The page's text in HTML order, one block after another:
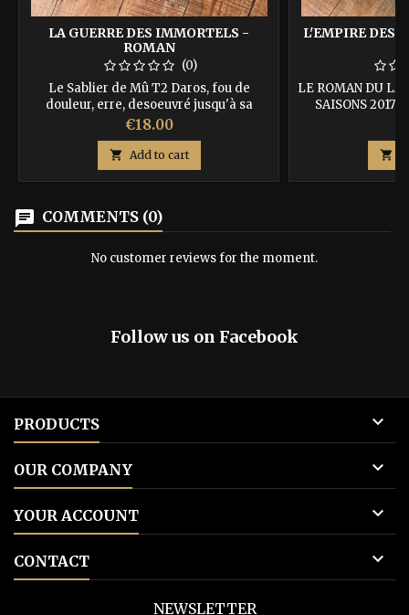
LA GUERRE DES IMMORTELS -
ROMAN
(0)
Le Sablier de Mû T2 Daros, fou de
douleur, erre, desoeuvré jusqu'à sa
rencontre avec un curieux vieillard... De
cette rencontre naîtra une guerre sans
précédent dans l'Histoire de Mû. ISBN
: 9782918287025
Price
€18.00
 Add to cart
L'EMPIRE DES
LE ROMAN DU
SAISONS 2017
Alpes. Le
d’autre choix
apprendre les
un jour

chat COMMENTS (0)
No customer reviews for the moment.
Follow us on Facebook
PRODUCTS 
OUR COMPANY 
YOUR ACCOUNT 
CONTACT 
NEWSLETTER